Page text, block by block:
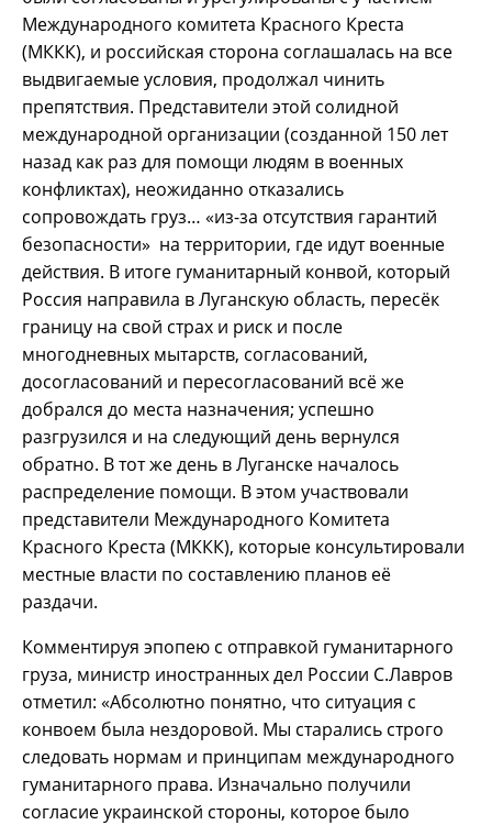
Международного комитета Красного Креста
(МККК), и российская сторона соглашалась на все
выдвигаемые условия, продолжал чинить
препятствия. Представители этой солидной
международной организации (созданной 150 лет
назад как раз для помощи людям в военных
конфликтах), неожиданно отказались
сопровождать груз… «из-за отсутствия гарантий
безопасности» на территории, где идут военные
действия. В итоге гуманитарный конвой, который
Россия направила в Луганскую область, пересёк
границу на свой страх и риск и после
многодневных мытарств, согласований,
досогласований и пересогласований всё же
добрался до места назначения; успешно
разгрузился и на следующий день вернулся
обратно. В тот же день в Луганске началось
распределение помощи. В этом участвовали
представители Международного Комитета
Красного Креста (МККК), которые консультировали
местные власти по составлению планов её
раздачи.
Комментируя эпопею с отправкой гуманитарного
груза, министр иностранных дел России С.Лавров
отметил: «Абсолютно понятно, что ситуация с
конвоем была нездоровой. Мы старались строго
следовать нормам и принципам международного
гуманитарного права. Изначально получили
согласие украинской стороны, которое было